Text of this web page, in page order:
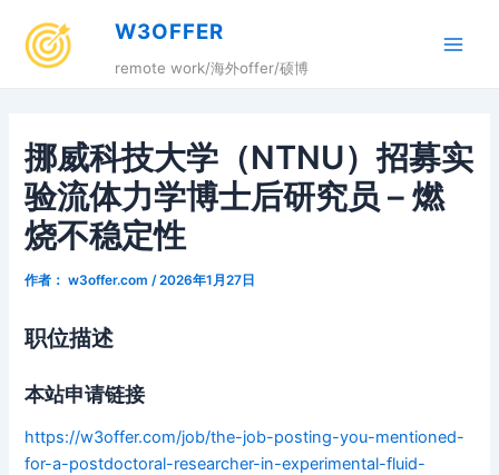
W3OFFER
remote work/海外offer/硕博
挪威科技大学（NTNU）招募实
验流体力学博士后研究员 – 燃
烧不稳定性
作者： w3offer.com /2026年1月27日
职位描述
本站申请链接
https://w3offer.com/job/the-job-posting-you-mentioned-
for-a-postdoctoral-researcher-in-experimental-fluid-